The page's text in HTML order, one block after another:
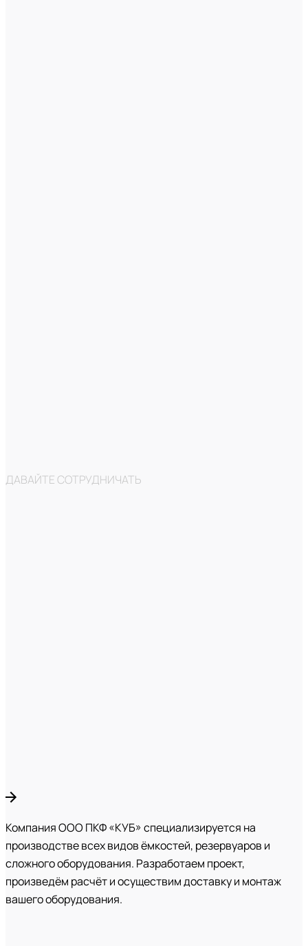
ДАВАЙТЕ СОТРУДНИЧАТЬ
Компания ООО ПКФ «КУБ» специализируется на
производстве всех видов ёмкостей, резервуаров и
сложного оборудования. Разработаем проект,
произведём расчёт и осуществим доставку и монтаж
вашего оборудования.